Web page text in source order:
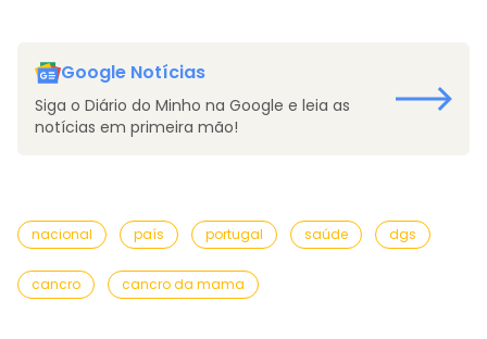
Google Notícias
Siga o Diário do Minho na Google e leia as
notícias em primeira mão!
nacional país portugal saúde dgs
cancro cancro da mama